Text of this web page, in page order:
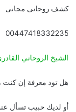
كشف روحاني مجاني
00447418332235
الشيخ الروحاني
هل تود معرفة إن
أو لديك حبيب تسأل